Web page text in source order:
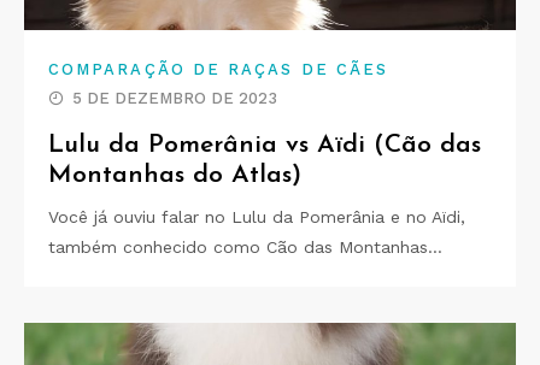
COMPARAÇÃO DE RAÇAS DE CÃES
5 DE DEZEMBRO DE 2023
Lulu da Pomerânia vs Aïdi (Cão das
Montanhas do Atlas)
Você já ouviu falar no Lulu da Pomerânia e no Aïdi,
também conhecido como Cão das Montanhas…